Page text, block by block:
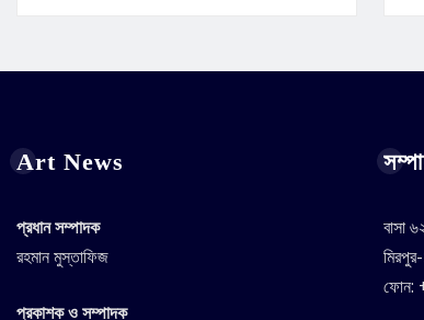
Art News
প্রধান সম্পাদক
রহমান মুস্তাফিজ
প্রকাশক ও সম্পাদক
বাসা
ফোন: